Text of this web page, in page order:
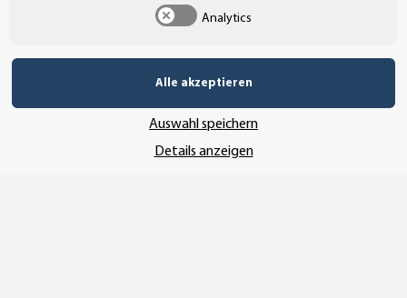
Analytics
Alle akzeptieren
Auswahl speichern
Details anzeigen